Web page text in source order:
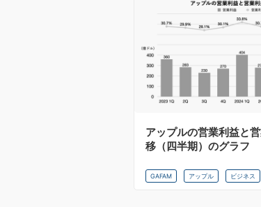
アップルの営業利益と
移（四半期）のグラフ
GAFAM アップル ビジネス